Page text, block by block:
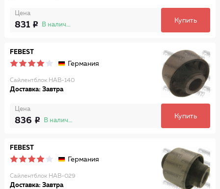
Цена
831 В наличии
Купить
FEBEST
Германия
Сайлентблок HAB-140
Доставка: Завтра
Цена
836 В наличии
Купить
FEBEST
Германия
Сайлентблок HAB-029
Доставка: Завтра